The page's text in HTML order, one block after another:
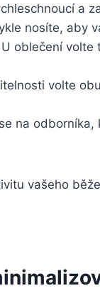
a
nosíte, aby
oblečení
volte
na
vašeho